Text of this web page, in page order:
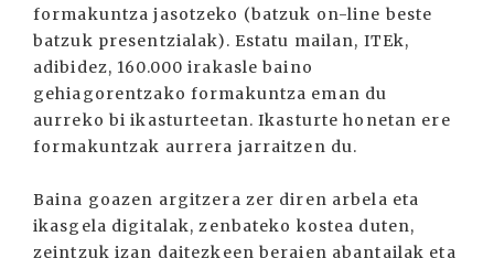
formakuntza jasotzeko (batzuk on-line beste
batzuk presentzialak). Estatu mailan, ITEk,
adibidez, 160.000 irakasle baino
gehiagorentzako formakuntza eman du
aurreko bi ikasturteetan. Ikasturte honetan ere
formakuntzak aurrera jarraitzen du.
Baina goazen argitzera zer diren arbela eta
ikasgela digitalak, zenbateko kostea duten,
zeintzuk izan daitezkeen beraien abantailak eta